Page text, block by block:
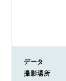
データ
撮影場所